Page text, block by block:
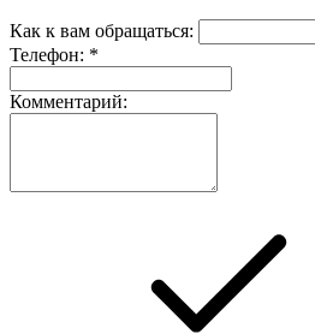
Как к вам обращаться:
Телефон: *
Комментарий: